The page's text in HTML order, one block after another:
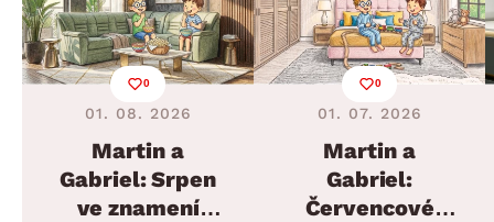
0
01. 08. 2026
Martin a
Gabriel: Srpen
ve znamení
0
01. 07. 2026
Martin a
Gabriel:
Červencové